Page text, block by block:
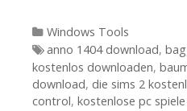
Kategorien
Windows Tools
Tags
anno 1404 download,
kostenlos downloaden,
download, die sims 2
control, kostenlose pc